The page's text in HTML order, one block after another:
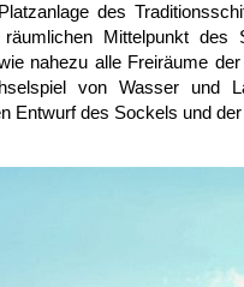
des
Mittelpunkt des
nahezu alle Freiräume
von Wasser und
Entwurf des Sockels und